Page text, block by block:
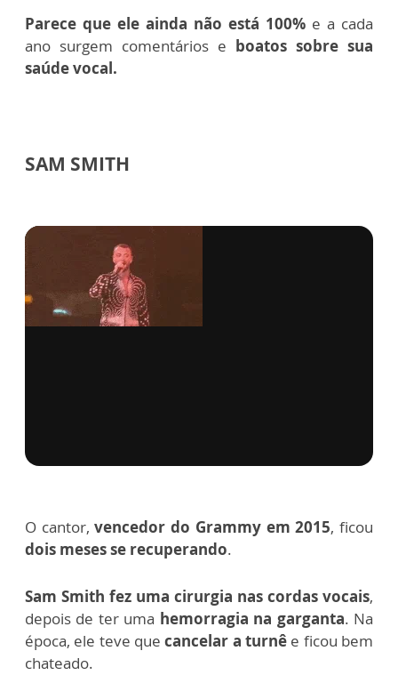
Parece que ele ainda não está 100% e a cada
ano surgem comentários e boatos sobre sua
saúde vocal.
SAM SMITH
O cantor,vencedor do Grammy em 2015, ficou
dois meses se recuperando.
Sam Smith fez uma cirurgia nas cordas vocais,
depois de ter uma hemorragia na garganta. Na
época, ele teve quecancelar a turnê e ficou bem
chateado.